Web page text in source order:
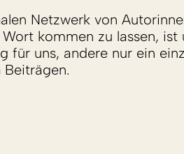
Netzwerk von
kommen zu lassen, ist
für uns, andere nur ein